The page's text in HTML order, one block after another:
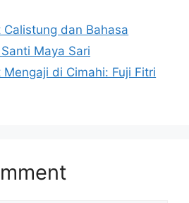
Calistung dan Bahasa
Maya Sari
di Cimahi: Fuji Fitri